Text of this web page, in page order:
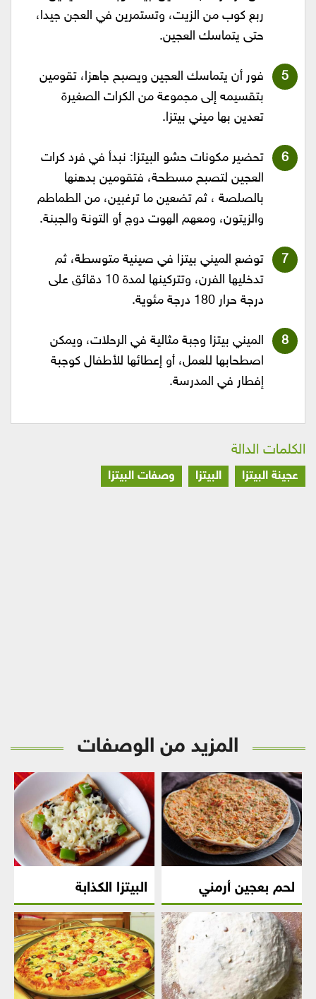
ربع كوب من الزيت، وتستمرين في العجن جيدا،
حتى يتماسك العجين.
فور أن يتماسك العجين ويصبح جاهزا، تقومين
بتقسيمه إلى مجموعة من الكرات الصغيرة
تعدين بها ميني بيتزا.
تحضير مكونات حشو البيتزا: نبدأ في فرد كرات
العجين لتصبح مسطحة، فتقومين بدهنها
بالصلصة ، ثم تضعين ما ترغبين، من الطماطم
والزيتون، ومعهم الهوت دوج أو التونة والجبنة.
توضع الميني بيتزا في صينية متوسطة، ثم
تدخليها الفرن، وتتركينها لمدة 10 دقائق على
درجة حرار 180 درجة مئوية.
الميني بيتزا وجبة مثالية في الرحلات، ويمكن
اصطحابها للعمل، أو إعطائها للأطفال كوجبة
إفطار في المدرسة.
الكلمات الدالة
عجينة البيتزا البيتزا وصفات البيتزا
المزيد من الوصفات
لحم بعجين أرمني البيتزا الكذابة